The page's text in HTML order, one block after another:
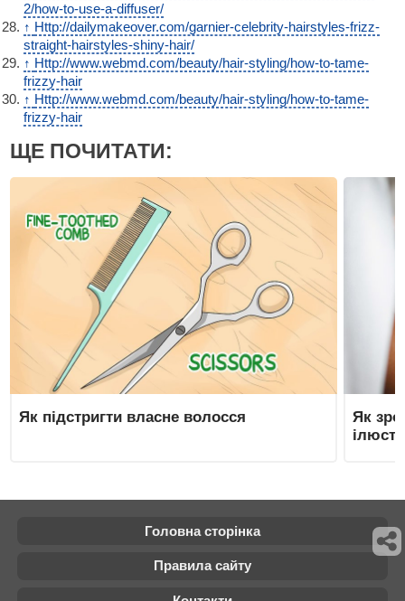
2/how-to-use-a-diffuser/
↑ Http://dailymakeover.com/garnier-celebrity-hairstyles-frizz-
straight-hairstyles-shiny-hair/
↑ Http://www.webmd.com/beauty/hair-styling/how-to-tame-
frizzy-hair
↑ Http://www.webmd.com/beauty/hair-styling/how-to-tame-
frizzy-hair
ЩЕ ПОЧИТАТИ:
Як підстригти власне волосся
Як
Головна сторінка
Правила сайту